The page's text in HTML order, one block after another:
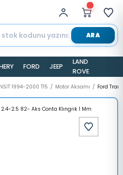
ARA
FORD JEEP
LAND
ROVER
1994-2000 T15 Motor Aksamı Ford